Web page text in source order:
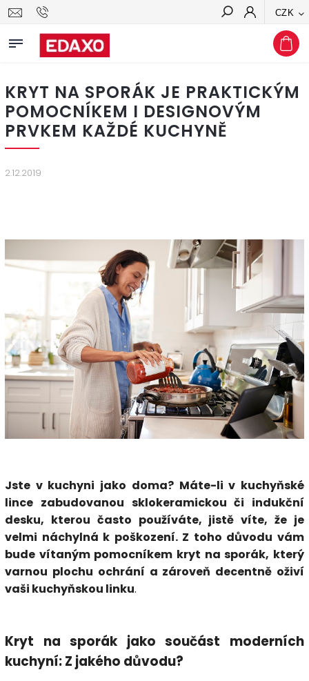
CZK
Hledat
KRYT NA SPORÁK JE PRAKTICKÝM
POMOCNÍKEM I DESIGNOVÝM
PRVKEM KAŽDÉ KUCHYNĚ
2.12.2019
Jste v kuchyni jako doma? Máte-li v kuchyňské
lince zabudovanou sklokeramickou či indukční
desku, kterou často používáte, jistě víte, že je
velmi náchylná k poškození. Z toho důvodu vám
bude vítaným pomocníkem kryt na sporák, který
varnou plochu ochrání a zároveň decentně oživí
vaši kuchyňskou linku.
Kryt na sporák jako součást moderních
kuchyní: Z jakého důvodu?